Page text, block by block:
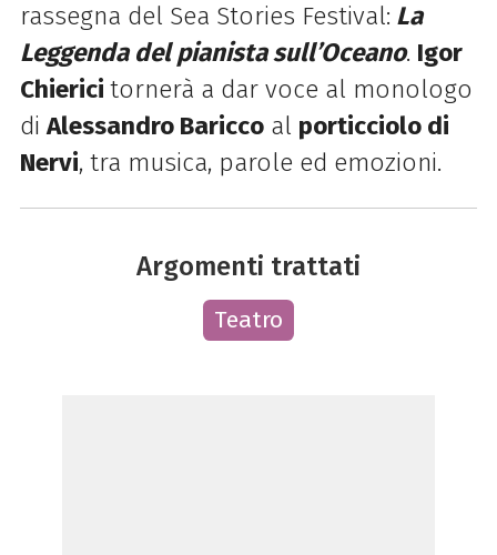
rassegna del Sea Stories Festival: La
Leggenda del pianista sull’Oceano. Igor
Chierici tornerà a dar voce al monologo
diAlessandro Bariccoal porticciolo di
Nervi, tra musica, parole ed emozioni.
Argomenti trattati
Teatro